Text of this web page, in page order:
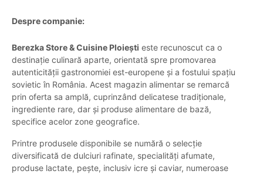
Despre companie:
Berezka Store & Cuisine Ploiești este recunoscut ca o
destinație culinară aparte, orientată spre promovarea
autenticității gastronomiei est-europene și a fostului spațiu
sovietic în România. Acest magazin alimentar se remarcă
prin oferta sa amplă, cuprinzând delicatese tradiționale,
ingrediente rare, dar și produse alimentare de bază,
specifice acelor zone geografice.
Printre produsele disponibile se numără o selecție
diversificată de dulciuri rafinate, specialități afumate,
produse lactate, pește, inclusiv icre și caviar, numeroase